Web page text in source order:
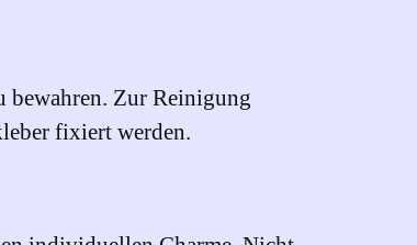
bewahren. Zur Reinigung
fixiert werden.